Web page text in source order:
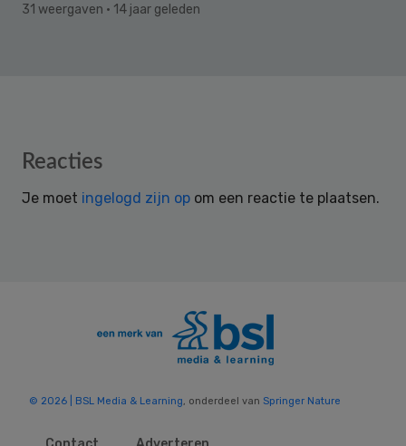
31 weergaven · 14 jaar geleden
Reader
Reacties
Je moet ingelogd zijn op om een reactie te plaatsen.
© 2026 | BSL Media & Learning, onderdeel van Springer Nature